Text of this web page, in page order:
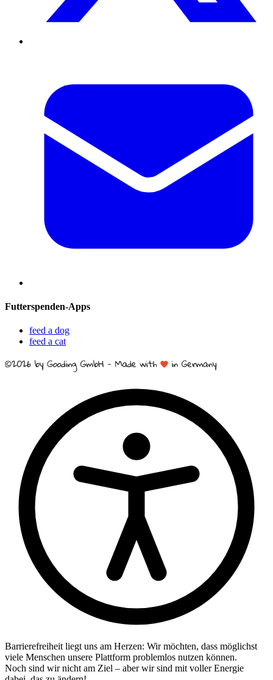
Futterspenden-Apps
feed a dog
feed a cat
Barrierefreiheit liegt uns am Herzen: Wir möchten, dass möglichst
viele Menschen unsere Plattform problemlos nutzen können.
Noch sind wir nicht am Ziel – aber wir sind mit voller Energie